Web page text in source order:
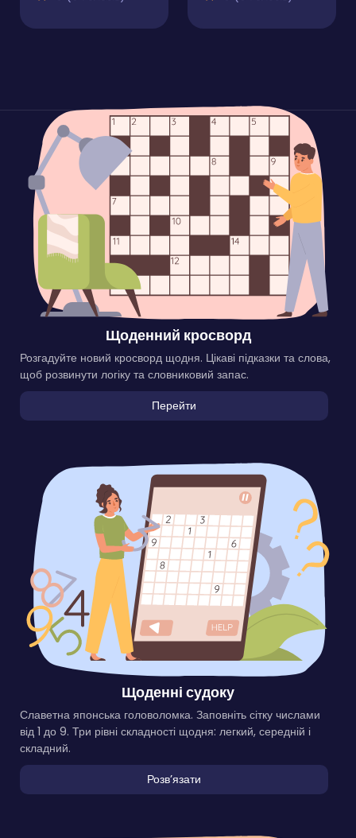
Щоденний кросворд
Розгадуйте новий кросворд щодня. Цікаві підказки та слова,
щоб розвинути логіку та словниковий запас.
Перейти
Щоденні судоку
Славетна японська головоломка. Заповніть сітку числами
від 1 до 9. Три рівні складності щодня: легкий, середній і
складний.
Розвʼязати